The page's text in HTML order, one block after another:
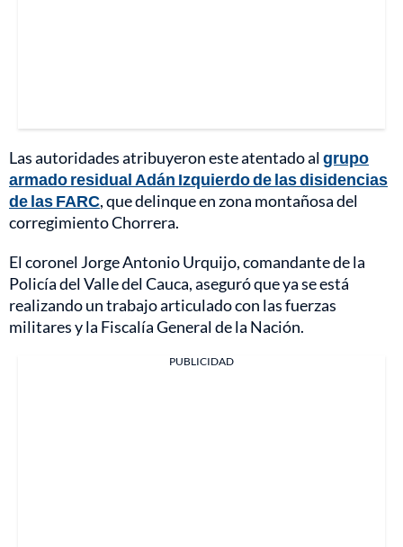
Las autoridades atribuyeron este atentado algrupo
armado residual Adán Izquierdo de las disidencias
de las FARC, que delinque en zona montañosa del
corregimiento Chorrera.
El coronel Jorge Antonio Urquijo, comandante de la
Policía del Valle del Cauca, aseguró que ya se está
realizando un trabajo articulado con las fuerzas
militares y la Fiscalía General de la Nación.
PUBLICIDAD